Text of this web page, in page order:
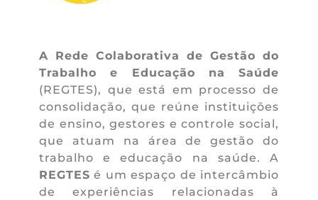
A Rede Colaborativa de Gestão do
Trabalho e Educação na Saúde
(REGTES), que está em processo de
consolidação, que reúne instituições
de ensino, gestores e controle social,
que atuam na área de gestão do
trabalho e educação na saúde. A
REGTES é um espaço de intercâmbio
de experiências relacionadas à